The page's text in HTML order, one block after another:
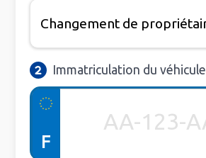
Immatriculation du véhicule
F